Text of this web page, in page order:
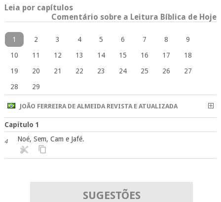
Leia por capítulos
Comentário sobre a Leitura Bíblica de Hoje
1 2 3 4 5 6 7 8
9
10
11 12 13 14 15 16 17
18
19
20 21 22 23 24 25 26
27
28
29
JOÃO FERREIRA DE ALMEIDA REVISTA E ATUALIZADA
Capítulo 1
4 Noé, Sem, Cam e Jafé.
SUGESTÕES